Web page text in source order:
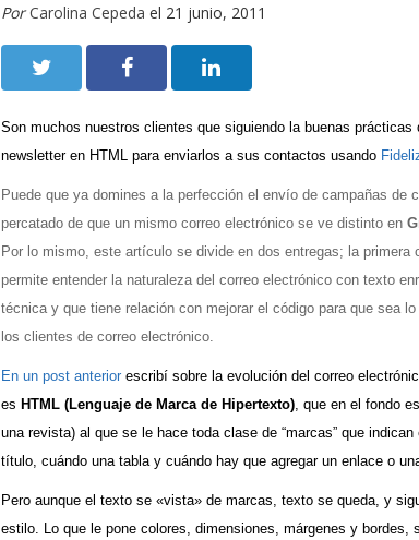
Por Carolina Cepeda el 21 junio, 2011
Son muchos nuestros clientes que siguiendo la buenas prácticas
newsletter en HTML para enviarlos a sus contactos usando
Puede que ya domines a la perfección el envío de campañas de
percatado de que un mismo correo electrónico se ve distinto en
Por lo mismo, este artículo se divide en dos entregas; la primera
permite entender la naturaleza del correo electrónico con texto
técnica y que tiene relación con mejorar el código para que sea
los clientes de correo electrónico.
En un post anterior escribí sobre la evolución del correo
es HTML (Lenguaje de Marca de Hipertexto), que en el fondo
una revista) al que se le hace toda clase de “marcas” que
título, cuándo una tabla y cuándo hay que agregar un enlace o
Pero aunque el texto se «vista» de marcas, texto se queda, y
estilo. Lo que le pone colores, dimensiones, márgenes y bordes,